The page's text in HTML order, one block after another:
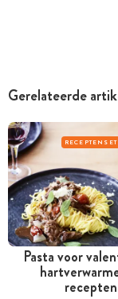
Gerelateerde
RECEPTENSET
Pasta voor
recepten